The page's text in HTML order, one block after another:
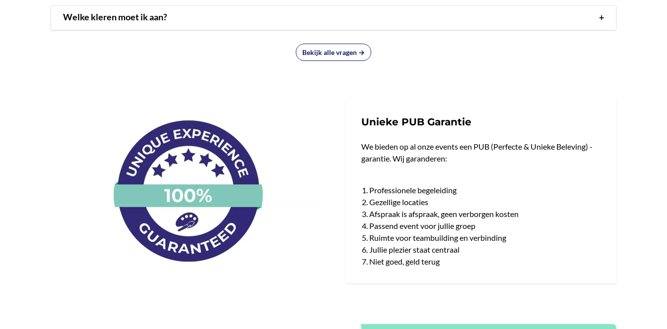
Welke kleren moet ik aan? +
Bekijk alle vragen →
Unieke PUB Garantie
We bieden op al onze events een PUB (Perfecte & Unieke Beleving) -
garantie. Wij garanderen:
Professionele begeleiding
Gezellige locaties
Afspraak is afspraak, geen verborgen kosten
Passend event voor jullie groep
Ruimte voor teambuilding en verbinding
Jullie plezier staat centraal
Niet goed, geld terug